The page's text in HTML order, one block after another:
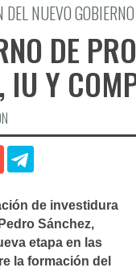
NUEVO GOBIERNO
DE
IU Y
de investidura
Sánchez,
etapa en las
la formación del